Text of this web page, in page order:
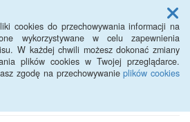
cookies do przechowywania informacji na
wykorzystywane w celu zapewnienia
W każdej chwili możesz dokonać zmiany
plików cookies w Twojej przeglądarce.
zgodę na przechowywanieplików cookies
Menu
Miejski